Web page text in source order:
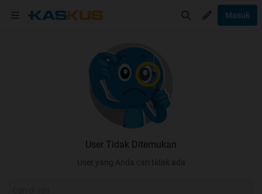
Masuk
User Tidak Ditemukan
User yang Anda cari tidak ada